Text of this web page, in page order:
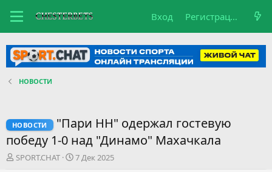
Вход Регистрация
НОВОСТИ
НОВОСТИ
"Пари НН" одержал гостевую
победу 1-0 над "Динамо" Махачкала
А
SPORT.CHAT
Д
7 Дек 2025